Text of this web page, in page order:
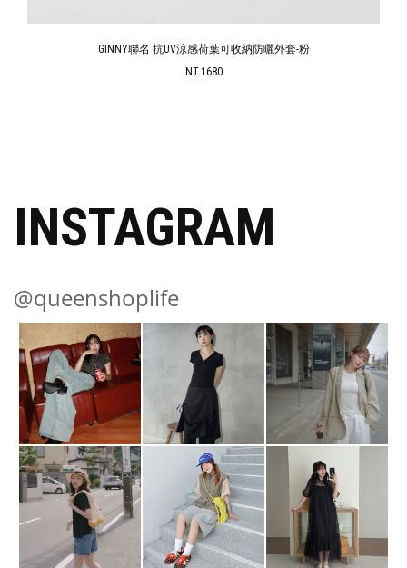
GINNY聯名點點抓皺透膚蕾絲細肩罩衫背心-粉
NT.690
INSTAGRAM
@queenshoplife